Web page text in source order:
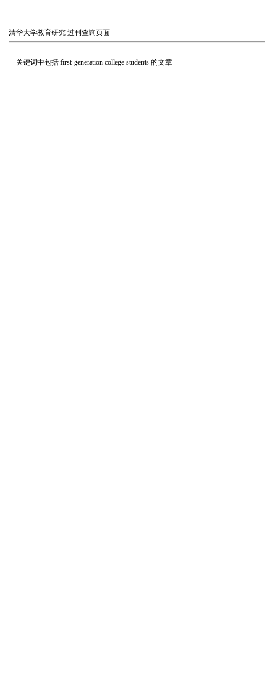
清华大学教育研究 过刊查询页面
关键词中包括 first-generation college students 的文章